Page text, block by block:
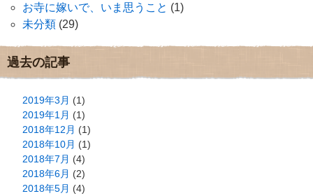
お寺に嫁いで、いま思うこと (1)
未分類 (29)
過去の記事
2019年3月 (1)
2019年1月 (1)
2018年12月 (1)
2018年10月 (1)
2018年7月 (4)
2018年6月 (2)
2018年5月 (4)